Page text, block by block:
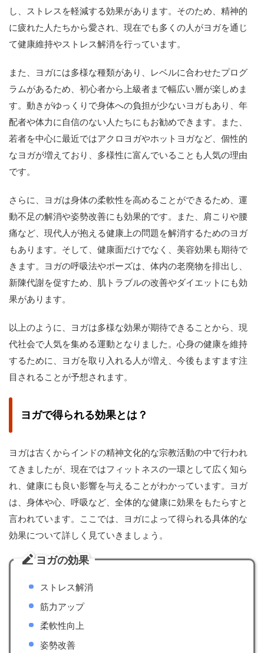
し、ストレスを軽減する効果があります。そのため、精神的
に疲れた人たちから愛され、現在でも多くの人がヨガを通じ
て健康維持やストレス解消を行っています。
また、ヨガには多様な種類があり、レベルに合わせたプログ
ラムがあるため、初心者から上級者まで幅広い層が楽しめま
す。動きがゆっくりで身体への負担が少ないヨガもあり、年
配者や体力に自信のない人たちにもお勧めできます。また、
若者を中心に最近ではアクロヨガやホットヨガなど、個性的
なヨガが増えており、多様性に富んでいることも人気の理由
です。
さらに、ヨガは身体の柔軟性を高めることができるため、運
動不足の解消や姿勢改善にも効果的です。また、肩こりや腰
痛など、現代人が抱える健康上の問題を解消するためのヨガ
もあります。そして、健康面だけでなく、美容効果も期待で
きます。ヨガの呼吸法やポーズは、体内の老廃物を排出し、
新陳代謝を促すため、肌トラブルの改善やダイエットにも効
果があります。
以上のように、ヨガは多様な効果が期待できることから、現
代社会で人気を集める運動となりました。心身の健康を維持
するために、ヨガを取り入れる人が増え、今後もますます注
目されることが予想されます。
ヨガで得られる効果とは？
ヨガは古くからインドの精神文化的な宗教活動の中で行われ
てきましたが、現在ではフィットネスの一環として広く知ら
れ、健康にも良い影響を与えることがわかっています。ヨガ
は、身体や心、呼吸など、全体的な健康に効果をもたらすと
言われています。ここでは、ヨガによって得られる具体的な
効果について詳しく見ていきましょう。
ヨガの効果
ストレス解消
筋力アップ
柔軟性向上
姿勢改善